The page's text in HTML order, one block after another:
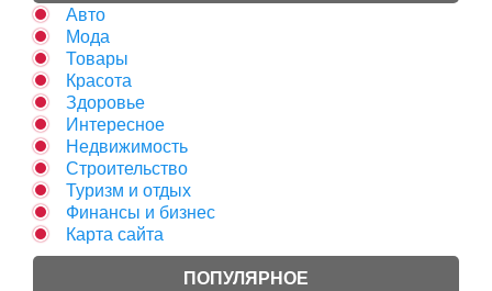
Авто
Мода
Товары
Красота
Здоровье
Интересное
Недвижимость
Строительство
Туризм и отдых
Финансы и бизнес
Карта сайта
ПОПУЛЯРНОЕ